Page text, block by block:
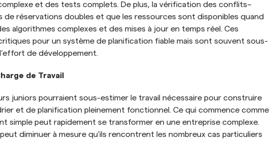
et des tests complets. De plus, la vérification des conflits–
de réservations doubles et que les ressources sont disponibles quand
algorithmes complexes et des mises à jour en temps réel. Ces
pour un système de planification fiable mais sont souvent sous-
de développement.
de Travail
juniors pourraient sous-estimer le travail nécessaire pour construire
et de planification pleinement fonctionnel. Ce qui commence comme
simple peut rapidement se transformer en une entreprise complexe.
diminuer à mesure qu'ils rencontrent les nombreux cas particuliers